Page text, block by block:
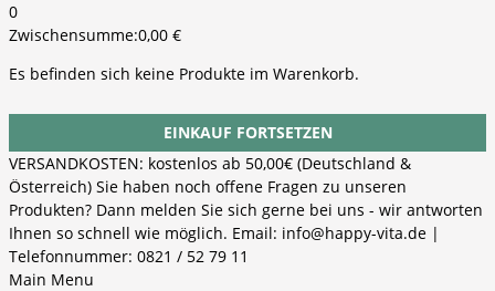
0
Zwischensumme:0,00 €
Es befinden sich keine Produkte im Warenkorb.
EINKAUF FORTSETZEN
VERSANDKOSTEN: kostenlos ab 50,00€ (Deutschland &
Österreich) Sie haben noch offene Fragen zu unseren
Produkten? Dann melden Sie sich gerne bei uns - wir antworten
Ihnen so schnell wie möglich. Email: info@happy-vita.de |
Telefonnummer: 0821 / 52 79 11
Main Menu